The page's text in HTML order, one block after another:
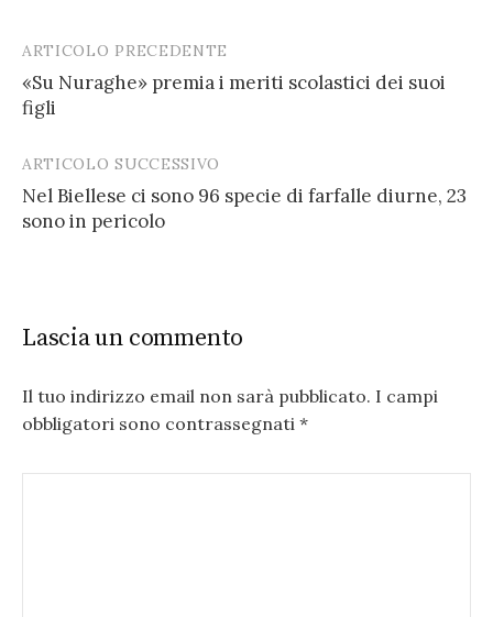
Post
navigation
ARTICOLO PRECEDENTE
«Su Nuraghe» premia i meriti scolastici dei suoi
figli
ARTICOLO SUCCESSIVO
Nel Biellese ci sono 96 specie di farfalle diurne, 23
sono in pericolo
Lascia un commento
Il tuo indirizzo email non sarà pubblicato. I campi
obbligatori sono contrassegnati *